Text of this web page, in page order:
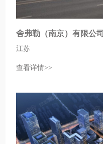
舍弗勒（南京）有限公司
江苏
查看详情>>